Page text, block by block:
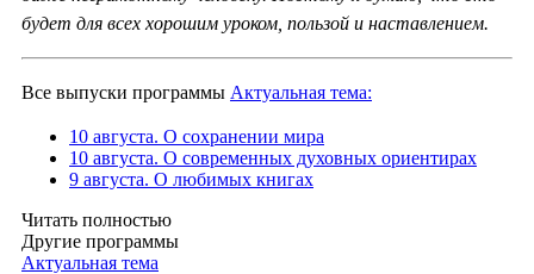
будет для всех хорошим уроком, пользой и наставлением.
Все выпуски программы Актуальная тема:
10 августа. О сохранении мира
10 августа. О современных духовных ориентирах
9 августа. О любимых книгах
Читать полностью
Другие программы
Актуальная тема